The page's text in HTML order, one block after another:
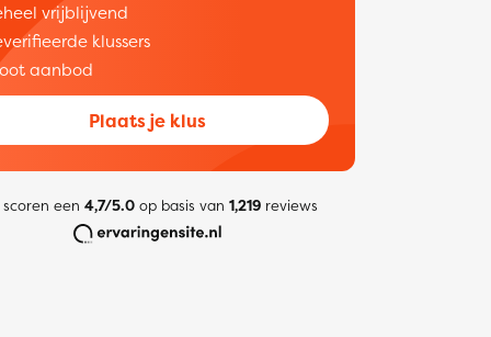
vrijblijvend
klussers
aanbod
Plaats je klus
een 4,7/5.0op basis van 1,219reviews